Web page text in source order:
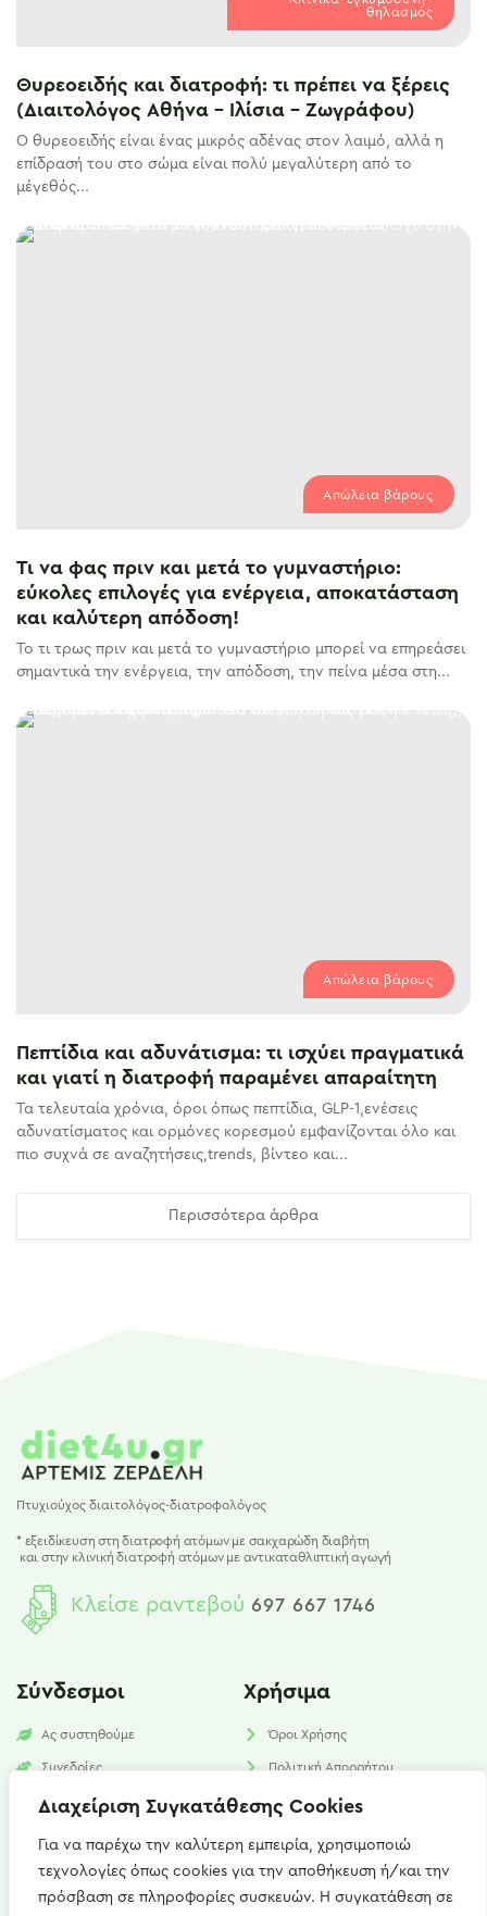
Διαχείριση Συγκατάθεσης Cookies
Για να παρέχω την καλύτερη εμπειρία, χρησιμοποιώ
τεχνολογίες όπως cookies για την αποθήκευση ή/και την
πρόσβαση σε πληροφορίες συσκευών. Η συγκατάθεση σε
θηλασμός
Θυρεοειδής και διατροφή: τι πρέπει να ξέρεις
(Διαιτολόγος Αθήνα – Ιλίσια – Ζωγράφου)
Ο θυρεοειδής είναι ένας μικρός αδένας στον λαιμό, αλλά η
επίδρασή του στο σώμα είναι πολύ μεγαλύτερη από το
μέγεθός...
Απώλεια βάρους
Τι να φας πριν και μετά το γυμναστήριο:
εύκολες επιλογές για ενέργεια, αποκατάσταση
και καλύτερη απόδοση!
Το τι τρως πριν και μετά το γυμναστήριο μπορεί να επηρεάσει
σημαντικά την ενέργεια, την απόδοση, την πείνα μέσα στη...
Απώλεια βάρους
Πεπτίδια και αδυνάτισμα: τι ισχύει πραγματικά
και γιατί η διατροφή παραμένει απαραίτητη
Τα τελευταία χρόνια, όροι όπως πεπτίδια, GLP-1,ενέσεις
αδυνατίσματος και ορμόνες κορεσμού εμφανίζονται όλο και
πιο συχνά σε αναζητήσεις,trends, βίντεο και...
Περισσότερα άρθρα
Πτυχιούχος διαιτολόγος-διατροφολόγος
* εξειδίκευση στη διατροφή ατόμων με σακχαρώδη διαβήτη
και στην κλινική διατροφή ατόμων με αντικαταθλιπτική αγωγή
Κλείσε ραντεβού 697 667 1746
Σύνδεσμοι
Ας συστηθούμε
Συνεδρίες
Υπηρεσίες
Χρήσιμα
Όροι Χρήσης
Πολιτική Απορρήτου
Πολιτική Cookies​
Επικοινωνία